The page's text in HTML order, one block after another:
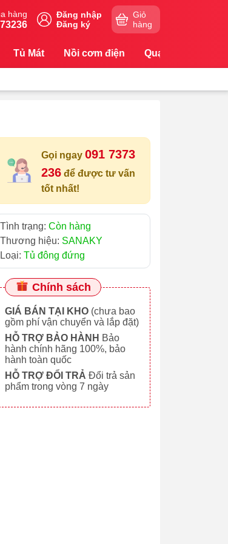
hàng
Đăng nhập
Đăng ký
Giỏ
hàng
Tủ Mát Nồi cơm điện Quạt
Gọi ngay 091 7373
236để được tư vấn
tốt nhất!
Tình trạng: Còn hàng
Thương hiệu: SANAKY
Loại: Tủ đông đứng
Chính sách
GIÁ BÁN TẠI KHO(chưa bao
gồm phí vận chuyển và lắp đặt)
HỖ TRỢ BẢO HÀNH Bảo
hành chính hãng 100%, bảo
hành toàn quốc
HỖ TRỢ ĐỔI TRẢ Đổi trả sản
phẩm trong vòng 7 ngày